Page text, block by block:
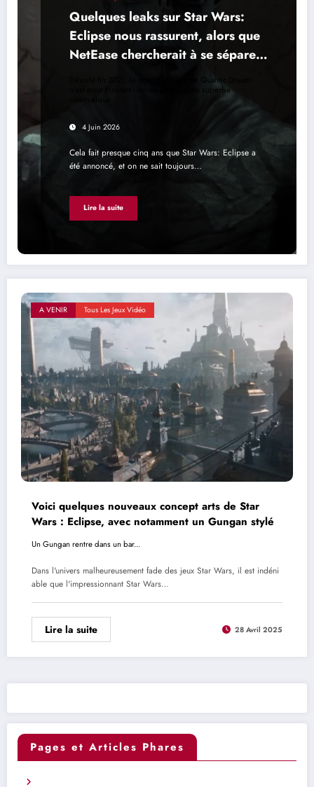
Quelques leaks sur Star Wars:
Eclipse nous rassurent, alors que
NetEase chercherait à se séparer
Dévoilé fin 2021, le mystérieux jeu de Quantic Dream
n'est pour l'instant rien de plus qu'une superbe
4 Juin 2026
Cela fait presque cinq ans que Star Wars: Eclipse a
été annoncé, et on ne sait toujours…
Lire la suite
A VENIR Tous Les Jeux Vidéo
Voici quelques nouveaux concept arts de Star
Wars : Eclipse, avec notamment un Gungan stylé
Un Gungan rentre dans un bar...
Dans l'univers malheureusement fade des jeux Star Wars, il est indéni
able que l'impressionnant Star Wars…
Lire la suite 28 Avril 2025
Pages et Articles Phares